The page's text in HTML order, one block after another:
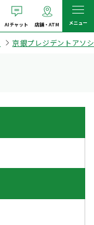
AIチャット 店舗・ATM メニュー
京銀プレジデントアソ